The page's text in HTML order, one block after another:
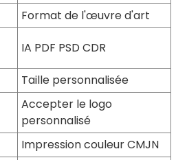
Format de l'œuvre d'art
IA PDF PSD CDR
Taille personnalisée
Accepter le logo
personnalisé
Impression couleur CMJN